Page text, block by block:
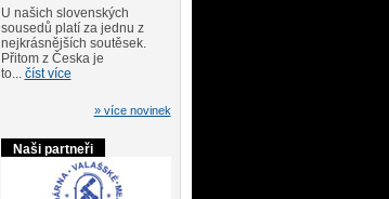
U našich slovenských
sousedů platí za jednu z
nejkrásnějších soutěsek.
Přitom z Česka je
to... číst více
» více novinek
Naši partneři